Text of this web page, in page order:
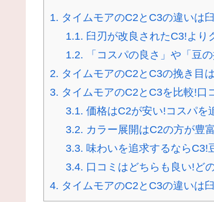
1. タイムモアのC2とC3の違いは
1.1. 臼刃が改良されたC3!より
1.2. 「コスパの良さ」や「豆
2. タイムモアのC2とC3の挽き目
3. タイムモアのC2とC3を比較!口
3.1. 価格はC2が安い!コスパを
3.2. カラー展開はC2の方が豊
3.3. 味わいを追求するならC3!
3.4. 口コミはどちらも良い!ど
4. タイムモアのC2とC3の違いは